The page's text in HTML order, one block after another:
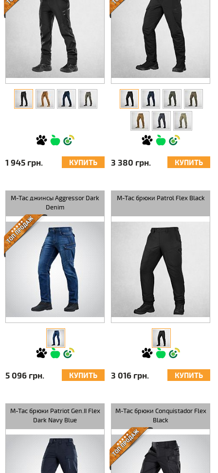
1 945 грн. КУПИТЬ 3 380 грн. КУПИТЬ
M-Tac джинсы Aggressor Dark
Denim
5 096 грн. КУПИТЬ
M-Tac брюки Patrol Flex Black
3 016 грн. КУПИТЬ
M-Tac брюки Patriot Gen.II Flex
Dark Navy Blue
M-Tac брюки Conquistador Flex
Black